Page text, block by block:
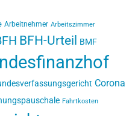
Arbeitnehmer Arbeitszimmer
BFH-Urteil BMF
Corona
Fahrtkosten